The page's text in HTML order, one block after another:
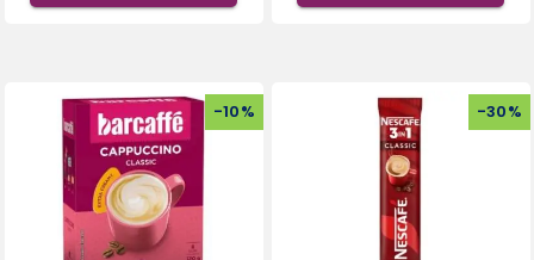
-10% -30%